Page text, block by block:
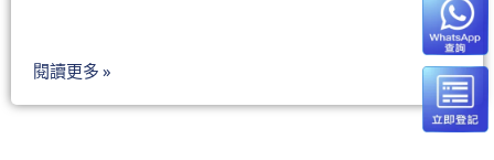
閱讀更多 »